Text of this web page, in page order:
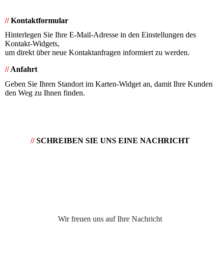
// Kontaktformular
Hinterlegen Sie Ihre E-Mail-Adresse in den Einstellungen des
Kontakt-Widgets,
um direkt über neue Kontaktanfragen informiert zu werden.
// Anfahrt
Geben Sie Ihren Standort im Karten-Widget an, damit Ihre Kunden
den Weg zu Ihnen finden.
// SCHREIBEN SIE UNS EINE NACHRICHT
Wir freuen uns auf Ihre Nachricht